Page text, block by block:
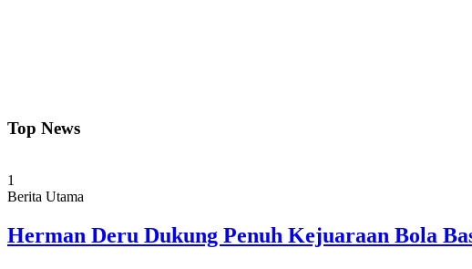
Top News
1
Berita Utama
Herman Deru Dukung Penuh Kejuaraan Bola